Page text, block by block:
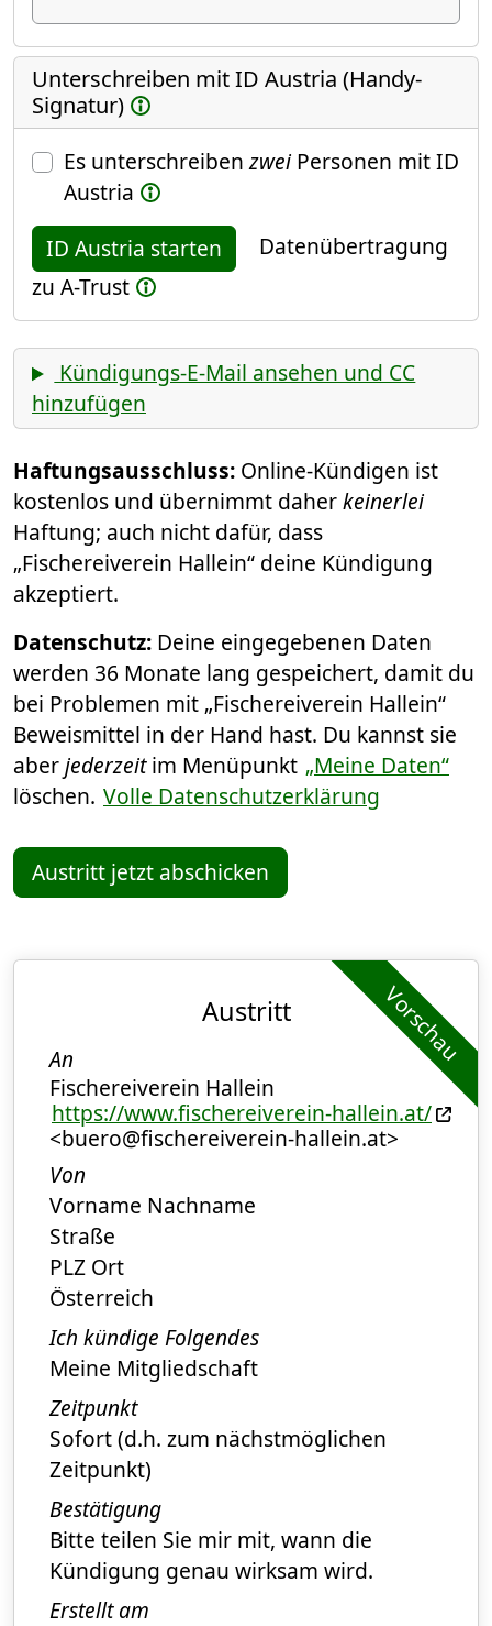
Unterschreiben mit ID Austria (Handy-
Signatur)
Es unterschreibenzweiPersonen mit ID
Austria
ID Austria starten
Datenübertragung
zu A-Trust
Kündigungs-E-Mail ansehen und CC
hinzufügen
Haftungsausschluss: Online-Kündigen ist
kostenlos und übernimmt daherkeinerlei
Haftung; auch nicht dafür, dass
„Fischereiverein Hallein“ deine Kündigung
akzeptiert.
Datenschutz: Deine eingegebenen Daten
werden 36 Monate lang gespeichert, damit du
bei Problemen mit „Fischereiverein Hallein“
Beweismittel in der Hand hast. Du kannst sie
aberjederzeitim Menüpunkt „Meine Daten“
löschen. Volle Datenschutzerklärung
Austritt jetzt abschicken
Vorschau
Austritt
An
Fischereiverein Hallein
https://www.fischereiverein-hallein.at/
<buero@fischereiverein-hallein.at>
Von
Vorname Nachname
Straße
PLZ Ort
Österreich
Ich kündige Folgendes
Meine Mitgliedschaft
Zeitpunkt
Sofort (d.h. zum nächstmöglichen
Zeitpunkt)
Bestätigung
Bitte teilen Sie mir mit, wann die
Kündigung genau wirksam wird.
Erstellt am